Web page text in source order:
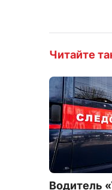
Читайте
Водитель